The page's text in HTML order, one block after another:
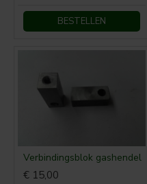
BESTELLEN
Verbindingsblok gashendel
€ 15,00